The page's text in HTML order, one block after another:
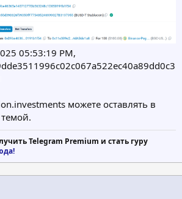
05:53:19 PM,
можете оставлять в
Telegram Premium и стать гуру